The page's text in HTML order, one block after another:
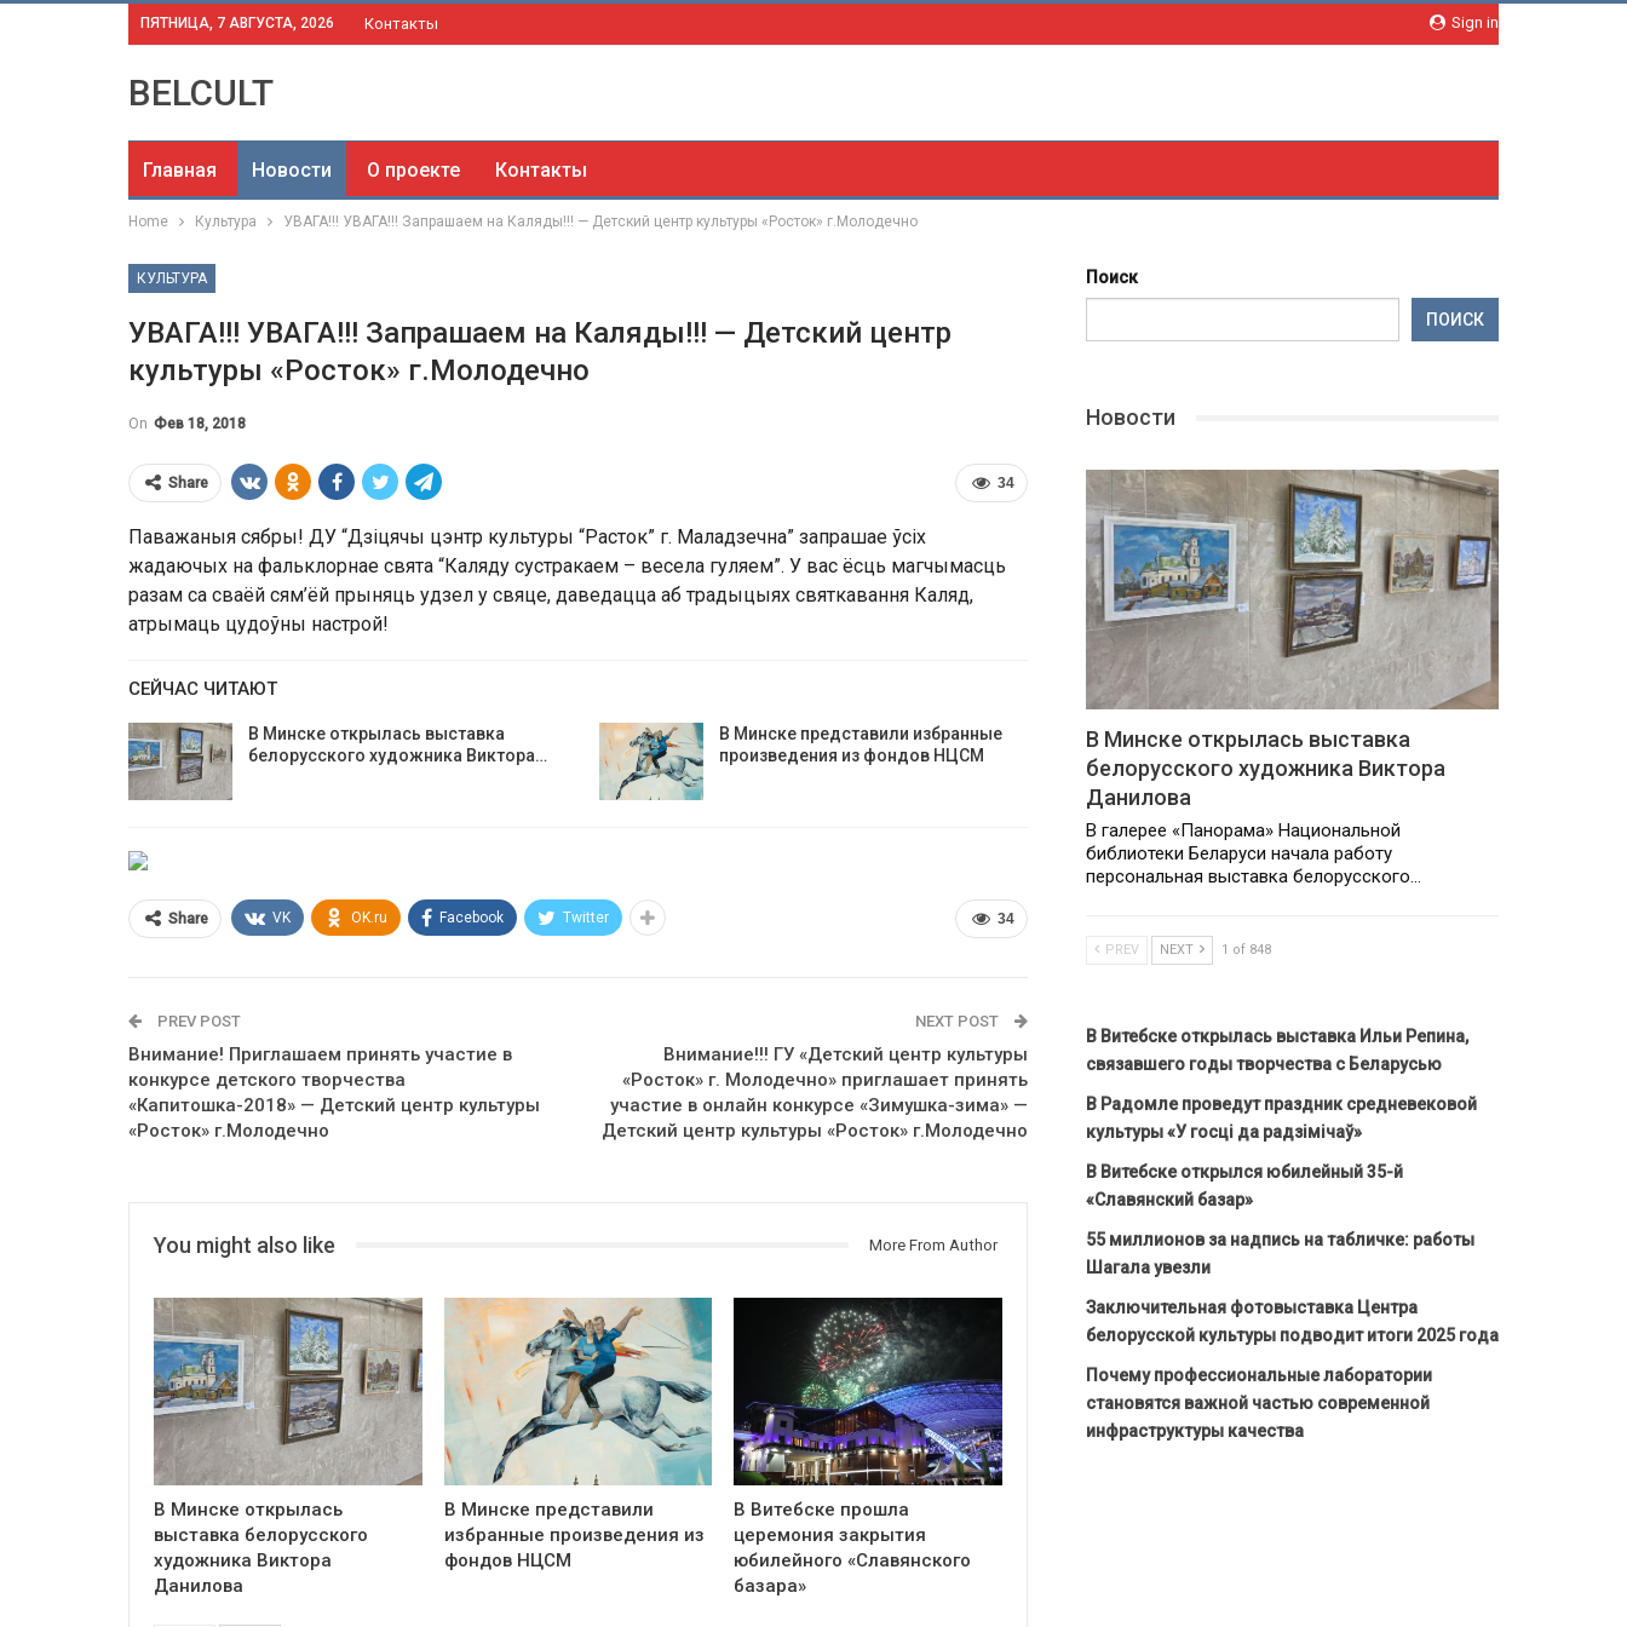
Sign in
ПЯТНИЦА, 7 АВГУСТА, 2026 Контакты
BELCULT
Главная Новости О проекте Контакты
Home Культура УВАГА!!! УВАГА!!! Запрашаем на Каляды!!! — Детский центр культуры «Росток» г.Молодечно
КУЛЬТУРА
УВАГА!!! УВАГА!!! Запрашаем на Каляды!!! — Детский центр
культуры «Росток» г.Молодечно
On Фев 18, 2018
34
Share
Паважаныя сябры! ДУ “Дзіцячы цэнтр культуры “Расток” г. Маладзечна” запрашае ўсіх
жадаючых на фальклорнае свята “Каляду сустракаем – весела гуляем”. У вас ёсць магчымасць
разам са сваёй сям’ёй прыняць удзел у свяце, даведацца аб традыцыях святкавання Каляд,
атрымаць цудоўны настрой!
СЕЙЧАС ЧИТАЮТ
В Минске открылась выставка
белорусского художника Виктора…
В Минске представили избранные
произведения из фондов НЦСМ
34
Share VK OK.ru Facebook Twitter
PREV POST
Внимание! Приглашаем принять участие в
конкурсе детского творчества
«Капитошка-2018» — Детский центр культуры
«Росток» г.Молодечно
NEXT POST
Внимание!!! ГУ «Детский центр культуры
«Росток» г. Молодечно» приглашает принять
участие в онлайн конкурсе «Зимушка-зима» —
Детский центр культуры «Росток» г.Молодечно
You might also like More From Author
В Минске открылась
выставка белорусского
художника Виктора
Данилова
В Минске представили
избранные произведения из
фондов НЦСМ
В Витебске прошла
церемония закрытия
юбилейного «Славянского
базара»
Поиск
ПОИСК
Новости
В Минске открылась выставка
белорусского художника Виктора
Данилова
В галерее «Панорама» Национальной
библиотеки Беларуси начала работу
персональная выставка белорусского…
PREV NEXT 1 of 848
В Витебске открылась выставка Ильи Репина,
связавшего годы творчества с Беларусью
В Радомле проведут праздник средневековой
культуры «У госці да радзімічаў»
В Витебске открылся юбилейный 35-й
«Славянский базар»
55 миллионов за надпись на табличке: работы
Шагала увезли
Заключительная фотовыставка Центра
белорусской культуры подводит итоги 2025 года
Почему профессиональные лаборатории
становятся важной частью современной
инфраструктуры качества